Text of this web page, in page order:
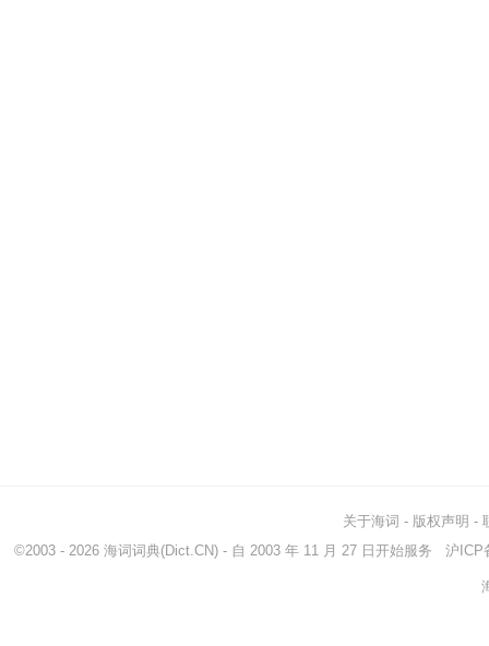
关于海词 - 版权声明 -
©2003 - 2026 海词词典(Dict.CN) - 自 2003 年 11 月 27 日开始服务 沪ICP